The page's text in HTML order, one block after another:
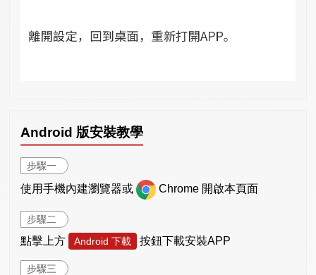
Android 版安裝教學
步驟一
使用手機內建瀏覽器或 Chrome 開啟本頁面
步驟二
點擊上方 Android 下載 按鈕下載安裝APP
步驟三